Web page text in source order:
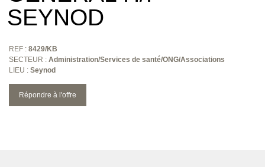
SEYNOD
REF : 8429/KB
SECTEUR : Administration/Services de santé/ONG/Associations
LIEU : Seynod
Répondre à l'offre